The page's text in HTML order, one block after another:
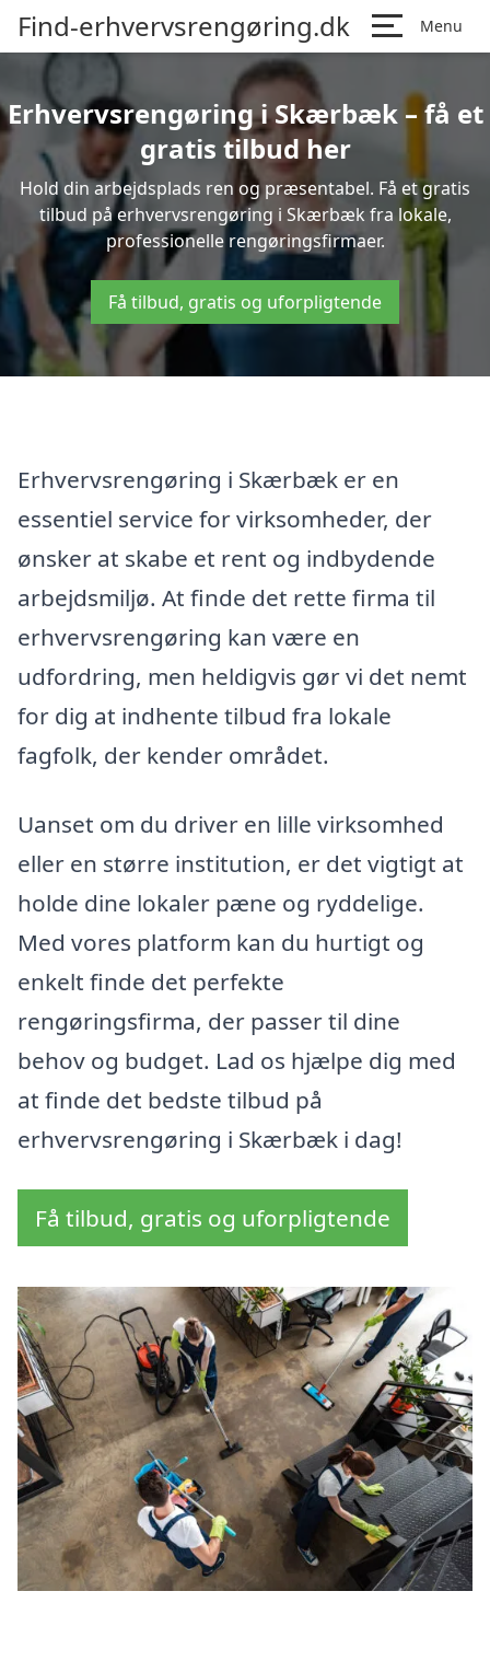
Find-erhvervsrengøring.dk Menu
Erhvervsrengøring i Skærbæk – få et
gratis tilbud her
Hold din arbejdsplads ren og præsentabel. Få et gratis
tilbud på erhvervsrengøring i Skærbæk fra lokale,
professionelle rengøringsfirmaer.
Få tilbud, gratis og uforpligtende
Erhvervsrengøring i Skærbæk er en
essentiel service for virksomheder, der
ønsker at skabe et rent og indbydende
arbejdsmiljø. At finde det rette firma til
erhvervsrengøring kan være en
udfordring, men heldigvis gør vi det nemt
for dig at indhente tilbud fra lokale
fagfolk, der kender området.
Uanset om du driver en lille virksomhed
eller en større institution, er det vigtigt at
holde dine lokaler pæne og ryddelige.
Med vores platform kan du hurtigt og
enkelt finde det perfekte
rengøringsfirma, der passer til dine
behov og budget. Lad os hjælpe dig med
at finde det bedste tilbud på
erhvervsrengøring i Skærbæk i dag!
Få tilbud, gratis og uforpligtende